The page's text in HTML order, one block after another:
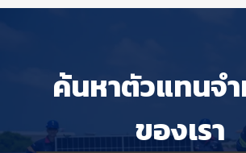
ค้นหาตัวแทนจ
ของเรา